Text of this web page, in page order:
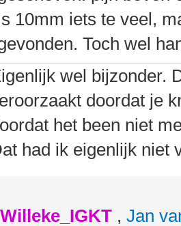
10mm iets te veel,
Toch wel
wel bijzonder.
doordat je
het been niet
had ik eigenlijk niet
Willeke_IGKT , Jan